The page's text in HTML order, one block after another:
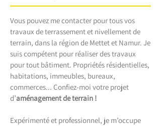
Vous pouvez me contacter pour tous vos
travaux de terrassement et nivellement de
terrain, dans la région de Mettet et Namur. Je
suis compétent pour réaliser des travaux
pour tout bâtiment. Propriétés résidentielles,
habitations, immeubles, bureaux,
commerces... Confiez-moi votre projet
d’aménagement de terrain !
Expérimenté et professionnel, je m’occupe